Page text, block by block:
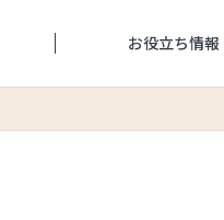
お役立ち情報